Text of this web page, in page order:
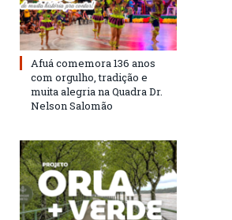
Afuá comemora 136 anos
com orgulho, tradição e
muita alegria na Quadra Dr.
Nelson Salomão